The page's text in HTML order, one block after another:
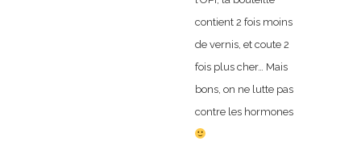
contient 2 fois moins
de vernis, et coute 2
fois plus cher… Mais
bons, on ne lutte pas
contre les hormones